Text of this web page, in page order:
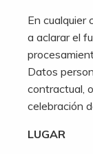
En cualquier
a aclarar el
Datos
contractual,
celebración
LUGAR